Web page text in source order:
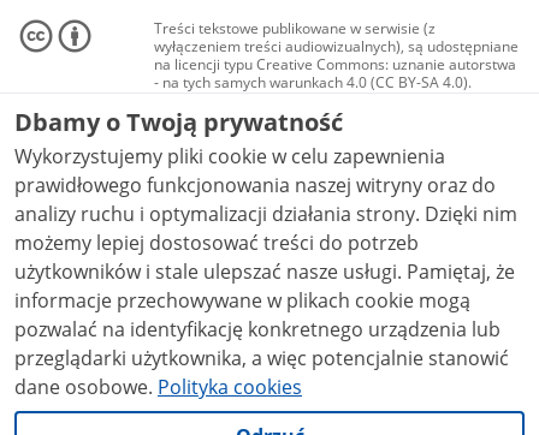
Treści tekstowe publikowane w serwisie (z
wyłączeniem treści audiowizualnych), są udostępniane
na licencji typu Creative Commons: uznanie autorstwa
- na tych samych warunkach 4.0 (CC BY-SA 4.0).
Materiały audiowizualne, w tym zdjęcia, materiały
audio i wideo, są udostępniane na licencji typu
Creative Commons: uznanie autorstwa użycie
niekomercyjne - bez utworów zależnych 4.0 (CC BY-
NC-ND 4.0), o ile nie jest to stwierdzone inaczej.
Dbamy o Twoją prywatność
Wykorzystujemy pliki cookie w celu zapewnienia
prawidłowego funkcjonowania naszej witryny oraz do
analizy ruchu i optymalizacji działania strony. Dzięki nim
możemy lepiej dostosować treści do potrzeb
użytkowników i stale ulepszać nasze usługi. Pamiętaj, że
informacje przechowywane w plikach cookie mogą
pozwalać na identyfikację konkretnego urządzenia lub
przeglądarki użytkownika, a więc potencjalnie stanowić
dane osobowe. Polityka cookies